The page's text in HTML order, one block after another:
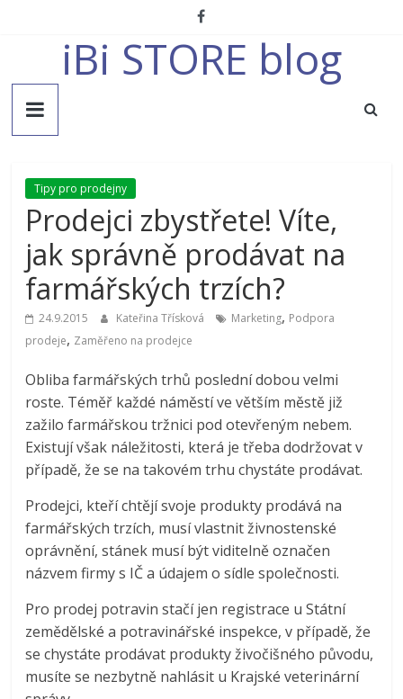
iBi STORE blog
Tipy pro prodejny
Prodejci zbystřete! Víte,
jak správně prodávat na
farmářských trzích?
24.9.2015 Kateřina Třísková Marketing, Podpora
prodeje, Zaměřeno na prodejce
Obliba farmářských trhů poslední dobou velmi
roste. Téměř každé náměstí ve větším městě již
zažilo farmářskou tržnici pod otevřeným nebem.
Existují však náležitosti, která je třeba dodržovat v
případě, že se na takovém trhu chystáte prodávat.
Prodejci, kteří chtějí svoje produkty prodává na
farmářských trzích, musí vlastnit živnostenské
oprávnění, stánek musí být viditelně označen
názvem firmy s IČ a údajem o sídle společnosti.
Pro prodej potravin stačí jen registrace u Státní
zemědělské a potravinářské inspekce, v případě, že
se chystáte prodávat produkty živočišného původu,
musíte se nezbytně nahlásit u Krajské veterinární